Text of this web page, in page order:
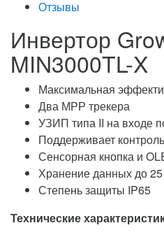
Отзывы
Инвертор
MIN3000TL-X
Максимальная
Два МРР трекера
УЗИП типа II на входе
Поддерживает
Сенсорная кнопка и
Хранение данных до 25
Степень защиты IP65
Технические